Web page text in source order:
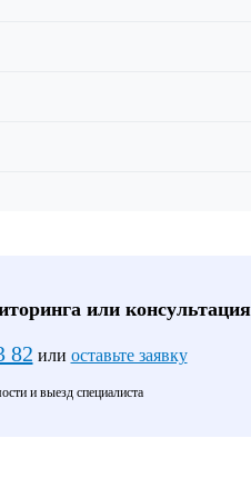
или
82 или оставьте заявку
и выезд специалиста